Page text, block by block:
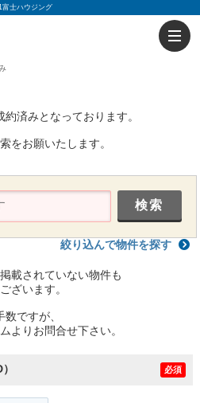
富士ハウジング
済みとなっております。
をお願いたします。
絞り込んで物件を探す
載されていない物件も
ざいます。
数ですが、
よりお問合せ下さい。
必須